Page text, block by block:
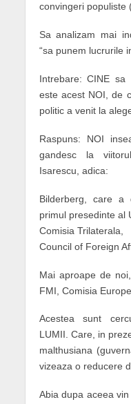
convingeri populiste
Sa analizam mai
“sa punem lucrurile
Intrebare: CINE
este acest NOI, de
politic a venit la
Raspuns: NOI
gandesc la
Isarescu, adica:
Bilderberg, care
primul presedinte al
Comisia Trilaterala,
Council of Foreign
Mai aproape de
FMI, Comisia
Acestea sunt
LUMII. Care, in
malthusiana
vizeaza o reducere
Abia dupa aceea